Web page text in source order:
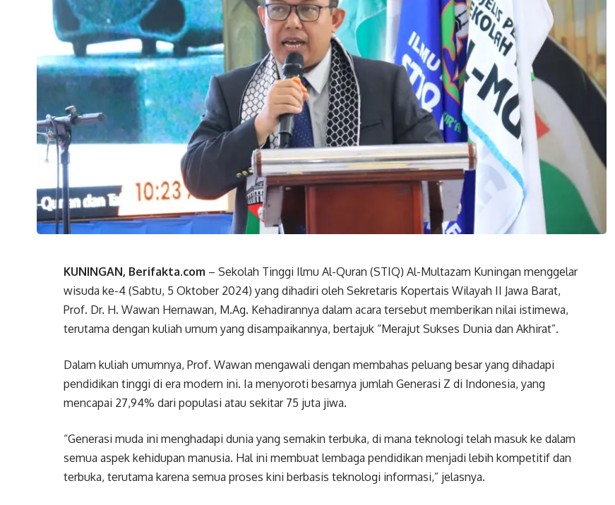
KUNINGAN, Berifakta.com – Sekolah Tinggi Ilmu Al-Quran (STIQ) Al-Multazam Kuningan menggelar
wisuda ke-4 (Sabtu, 5 Oktober 2024) yang dihadiri oleh Sekretaris Kopertais Wilayah II Jawa Barat,
Prof. Dr. H. Wawan Hernawan, M.Ag. Kehadirannya dalam acara tersebut memberikan nilai istimewa,
terutama dengan kuliah umum yang disampaikannya, bertajuk “Merajut Sukses Dunia dan Akhirat”.
Dalam kuliah umumnya, Prof. Wawan mengawali dengan membahas peluang besar yang dihadapi
pendidikan tinggi di era modern ini. Ia menyoroti besarnya jumlah Generasi Z di Indonesia, yang
mencapai 27,94% dari populasi atau sekitar 75 juta jiwa.
“Generasi muda ini menghadapi dunia yang semakin terbuka, di mana teknologi telah masuk ke dalam
semua aspek kehidupan manusia. Hal ini membuat lembaga pendidikan menjadi lebih kompetitif dan
terbuka, terutama karena semua proses kini berbasis teknologi informasi,” jelasnya.